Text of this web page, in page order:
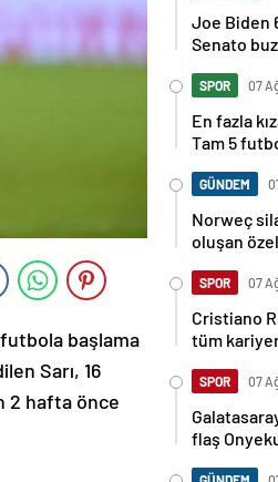
futbola başlama
Sarı, 16
2 hafta önce
Joe Biden
Senato
SPOR 07
En fazla
Tam 5
GÜNDEM
Norweç
oluşan
SPOR 07
Cristiano
tüm
SPOR 07
flaş